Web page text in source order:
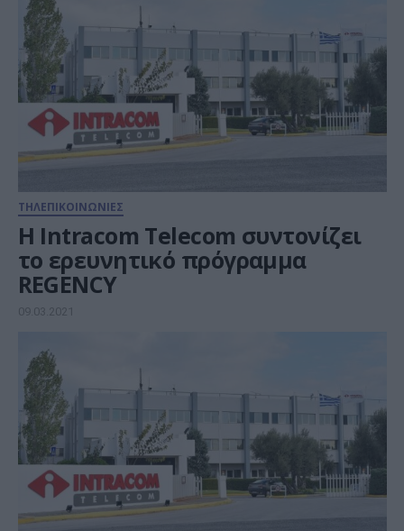
ΤΗΛΕΠΙΚΟΙΝΩΝΙΕΣ
Η Intracom Telecom συντονίζει
το ερευνητικό πρόγραμμα
REGENCY
09.03.2021